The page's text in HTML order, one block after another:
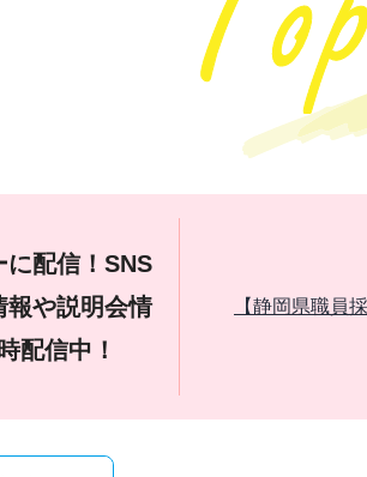
に配信！SNS
報や説明会情
配信中！
【静岡県職員